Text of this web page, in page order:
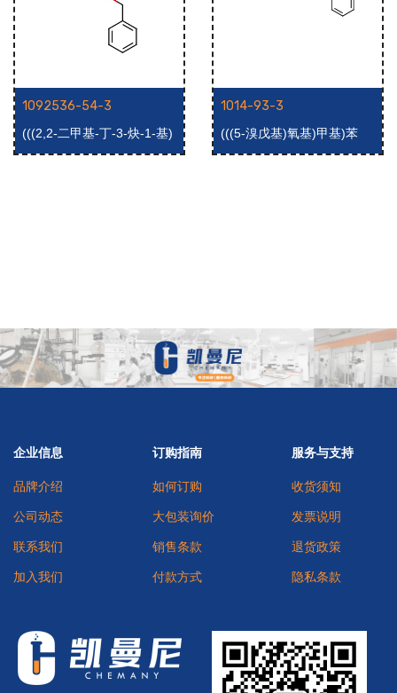
1092536-54-3
(((2,2-二甲基-丁-3-炔-1-基)
氧基)甲基)苯
1014-93-3
(((5-溴戊基)氧基)甲基)苯
企业信息
品牌介绍
公司动态
联系我们
加入我们
订购指南
如何订购
大包装询价
销售条款
付款方式
服务与支持
收货须知
发票说明
退货政策
隐私条款